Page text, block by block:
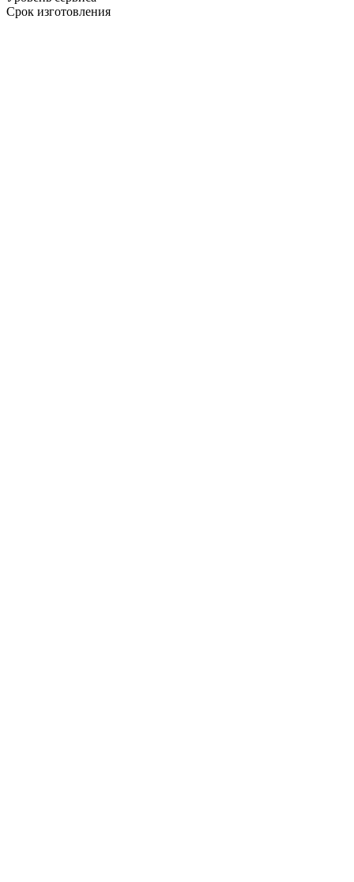
Срок изготовления